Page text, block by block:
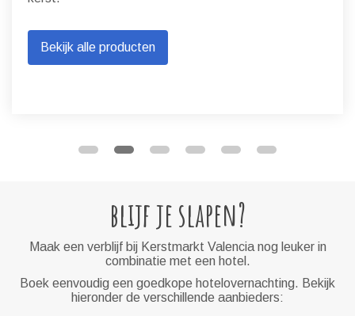
Bekijk alle producten
blijf je slapen?
Maak een verblijf bij Kerstmarkt Valencia nog leuker in
combinatie met een hotel.
Boek eenvoudig een goedkope hotelovernachting. Bekijk
hieronder de verschillende aanbieders: